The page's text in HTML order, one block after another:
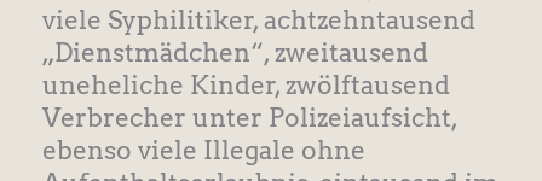
viele Syphilitiker, achtzehntausend
„Dienstmädchen“, zweitausend
uneheliche Kinder, zwölftausend
Verbrecher unter Polizeiaufsicht,
ebenso viele Illegale ohne